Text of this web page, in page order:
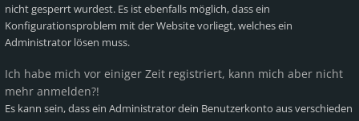
nicht gesperrt wurdest. Es ist ebenfalls möglich, dass ein
Konfigurationsproblem mit der Website vorliegt, welches ein
Administrator lösen muss.
Ich habe mich vor einiger Zeit registriert, kann mich aber nicht
mehr anmelden?!
Es kann sein, dass ein Administrator dein Benutzerkonto aus verschieden